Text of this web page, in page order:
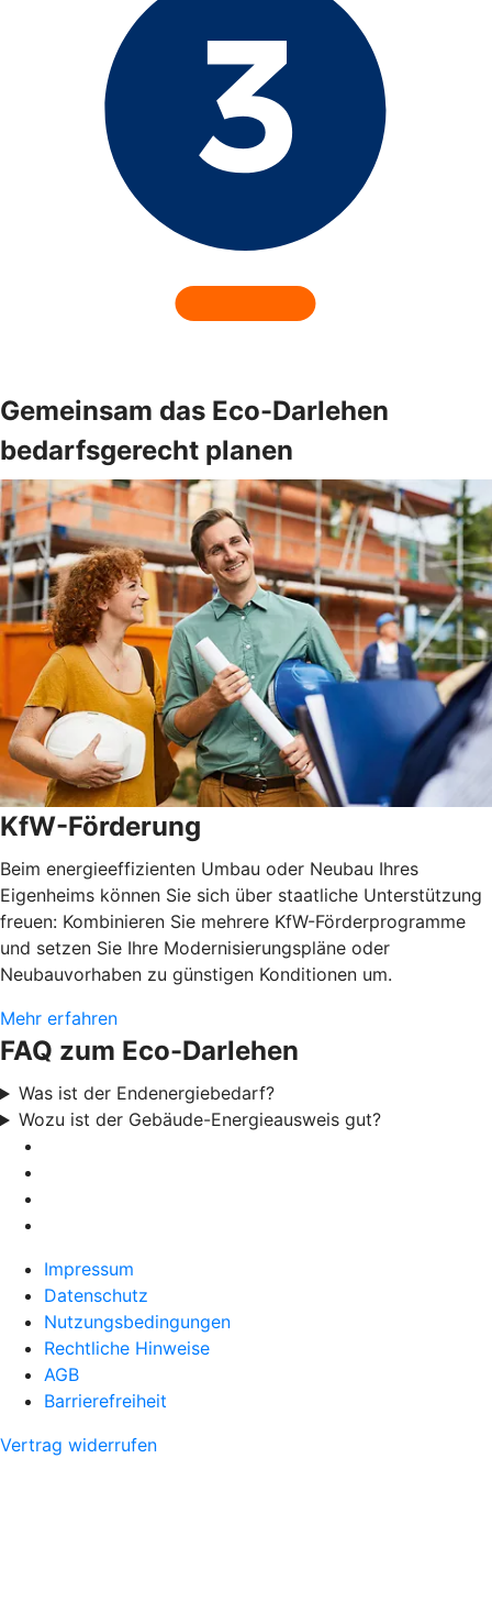
Gemeinsam das Eco-Darlehen
bedarfsgerecht planen
KfW-Förderung
Beim energieeffizienten Umbau oder Neubau Ihres
Eigenheims können Sie sich über staatliche Unterstützung
freuen: Kombinieren Sie mehrere KfW-Förderprogramme
und setzen Sie Ihre Modernisierungspläne oder
Neubauvorhaben zu günstigen Konditionen um.
Mehr erfahren
FAQ zum Eco-Darlehen
Was ist der Endenergiebedarf?
Wozu ist der Gebäude-Energieausweis gut?
Impressum
Datenschutz
Nutzungsbedingungen
Rechtliche Hinweise
AGB
Barrierefreiheit
Vertrag widerrufen